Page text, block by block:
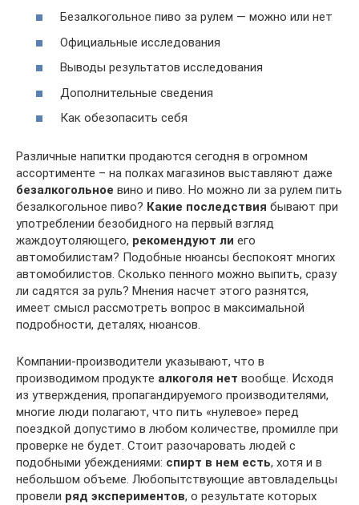
Безалкогольное пиво за рулем — можно или нет
Официальные исследования
Выводы результатов исследования
Дополнительные сведения
Как обезопасить себя
Различные напитки продаются сегодня в огромном
ассортименте – на полках магазинов выставляют даже
безалкогольное вино и пиво. Но можно ли за рулем пить
безалкогольное пиво? Какие последствия бывают при
употреблении безобидного на первый взгляд
жаждоутоляющего, рекомендуют ли его
автомобилистам? Подобные нюансы беспокоят многих
автомобилистов. Сколько пенного можно выпить, сразу
ли садятся за руль? Мнения насчет этого разнятся,
имеет смысл рассмотреть вопрос в максимальной
подробности, деталях, нюансов.
Компании-производители указывают, что в
производимом продукте алкоголя нет вообще. Исходя
из утверждения, пропагандируемого производителями,
многие люди полагают, что пить «нулевое» перед
поездкой допустимо в любом количестве, промилле при
проверке не будет. Стоит разочаровать людей с
подобными убеждениями: спирт в нем есть, хотя и в
небольшом объеме. Любопытствующие автовладельцы
провели ряд экспериментов, о результате которых